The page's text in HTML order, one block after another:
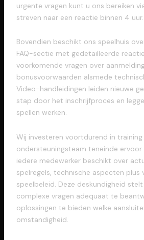
urgente vragen kunt u ons bereiken
streven naar een reactie binnen 4 uur.
Bovendien beschikt ons speelhuis
FAQ-sectie met gedetailleerde
voorkomende vragen over
bonusvoorwaarden alsmede
Video-handleidingen leiden nieuwe
stap door het inschrijfproces en
spellen werken.
Wij investeren voortdurend in training
ondersteuningsteam teneinde
iedere medewerker beschikt over
spelregels, technische aspecten plus
speelbeleid. Deze deskundigheid
complexe vragen adequaat te
oplossingen te bieden welke
omstandigheid.